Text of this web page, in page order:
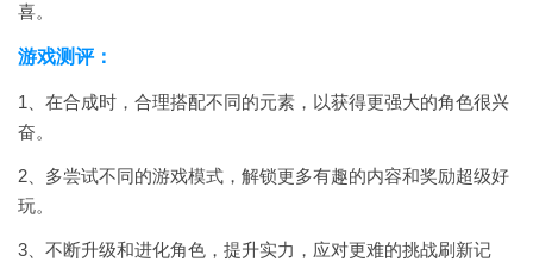
喜。
游戏测评：
1、在合成时，合理搭配不同的元素，以获得更强大的角色很兴
奋。
2、多尝试不同的游戏模式，解锁更多有趣的内容和奖励超级好
玩。
3、不断升级和进化角色，提升实力，应对更难的挑战刷新记